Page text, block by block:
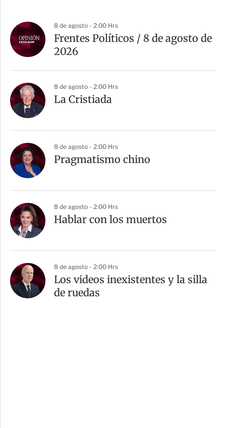
8 de agosto - 2:00 Hrs
Frentes Políticos / 8 de agosto de
2026
8 de agosto - 2:00 Hrs
La Cristiada
8 de agosto - 2:00 Hrs
Pragmatismo chino
8 de agosto - 2:00 Hrs
Hablar con los muertos
8 de agosto - 2:00 Hrs
Los videos inexistentes y la silla
de ruedas